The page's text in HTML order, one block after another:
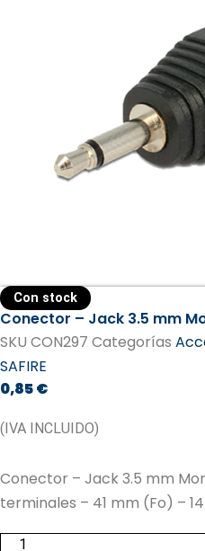
Con stock
Conector – Jack 3.5 mm
SKU CON297 Categorías
SAFIRE
0,85€
(IVA INCLUIDO)
Conector – Jack 3.5 mm
terminales – 41 mm (Fo) –
Conector